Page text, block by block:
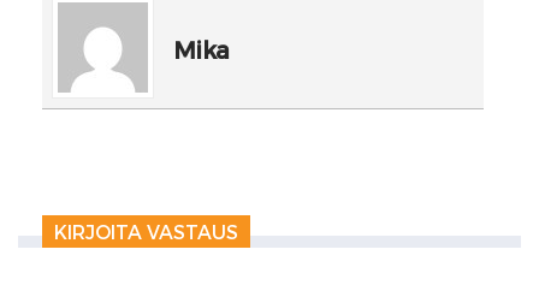
Mika
KIRJOITA VASTAUS